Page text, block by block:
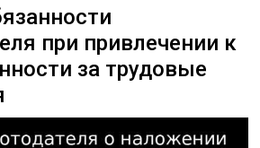
при привлечении к
за трудовые